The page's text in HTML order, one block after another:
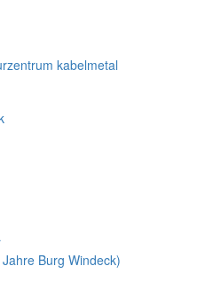
kabelmetal
Burg Windeck)